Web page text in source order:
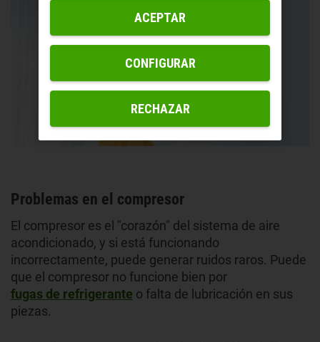
Problemas en el compresor
El compresor es el "corazón" del sistema de aire
acondicionado, y si está funcionando
incorrectamente, puede generar ruidos raros. Puede
que el compresor no funcione bien por
fugas de refrigerante o falta de lubricación en sus
piezas.
CONFIGURAR
RECHAZAR
ACEPTAR